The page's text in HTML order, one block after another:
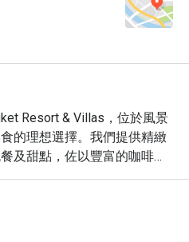
Resort & Villas，位於風景
的理想選擇。我們提供精緻
及甜點，佐以豐富的咖啡、
坐擁休閒舒適的氛圍，無論
豐盛晚餐，都充滿愜意。
擇，從美味的小菜到精心烹
敞的室外雅座、便利的外帶